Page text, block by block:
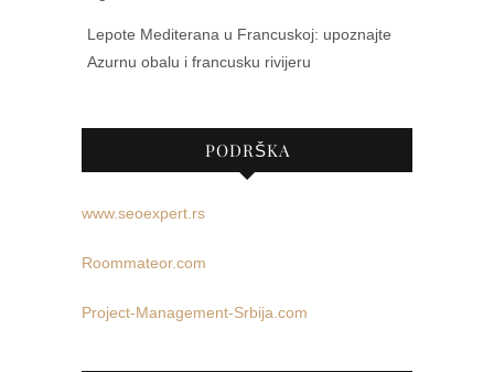
Lepote Mediterana u Francuskoj: upoznajte
Azurnu obalu i francusku rivijeru
PODRŠKA
www.seoexpert.rs
Roommateor.com
Project-Management-Srbija.com